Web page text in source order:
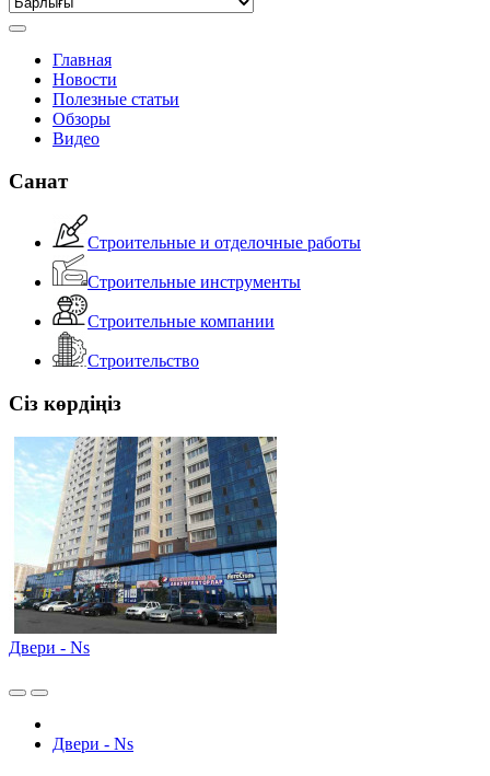
Главная
Новости
Полезные статьи
Обзоры
Видео
Санат
Строительные и отделочные работы
Строительные инструменты
Строительные компании
Строительство
Сіз көрдіңіз
Двери - Ns
Двери - Ns